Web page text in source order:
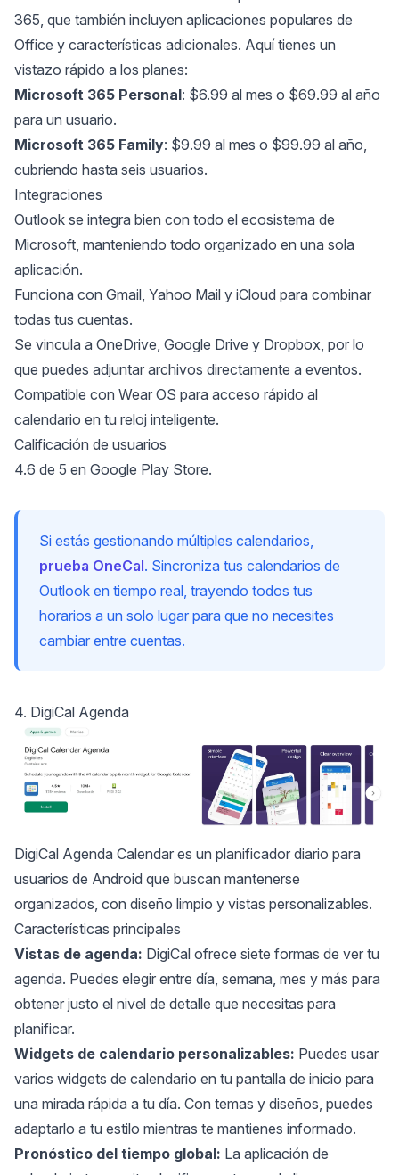
365, que también incluyen aplicaciones populares de
Office y características adicionales. Aquí tienes un
vistazo rápido a los planes:
Microsoft 365 Personal: $6.99 al mes o $69.99 al año
para un usuario.
Microsoft 365 Family: $9.99 al mes o $99.99 al año,
cubriendo hasta seis usuarios.
Integraciones
Outlook se integra bien con todo el ecosistema de
Microsoft, manteniendo todo organizado en una sola
aplicación.
Funciona con Gmail, Yahoo Mail y iCloud para combinar
todas tus cuentas.
Se vincula a OneDrive, Google Drive y Dropbox, por lo
que puedes adjuntar archivos directamente a eventos.
Compatible con Wear OS para acceso rápido al
calendario en tu reloj inteligente.
Calificación de usuarios
4.6 de 5 en Google Play Store.
Si estás gestionando múltiples calendarios,
prueba OneCal. Sincroniza tus calendarios de
Outlook en tiempo real, trayendo todos tus
horarios a un solo lugar para que no necesites
cambiar entre cuentas.
4. DigiCal Agenda
DigiCal Agenda Calendar es un planificador diario para
usuarios de Android que buscan mantenerse
organizados, con diseño limpio y vistas personalizables.
Características principales
Vistas de agenda: DigiCal ofrece siete formas de ver tu
agenda. Puedes elegir entre día, semana, mes y más para
obtener justo el nivel de detalle que necesitas para
planificar.
Widgets de calendario personalizables: Puedes usar
varios widgets de calendario en tu pantalla de inicio para
una mirada rápida a tu día. Con temas y diseños, puedes
adaptarlo a tu estilo mientras te mantienes informado.
Pronóstico del tiempo global: La aplicación de